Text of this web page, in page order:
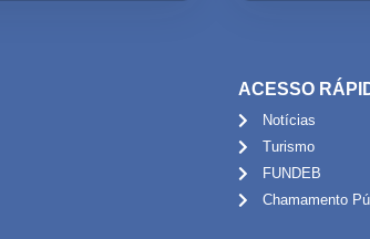
ACESSO
Notícias
Turismo
FUNDEB
Chamamento